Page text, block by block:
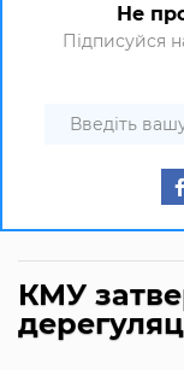
Не
Підписуйся
КМУ